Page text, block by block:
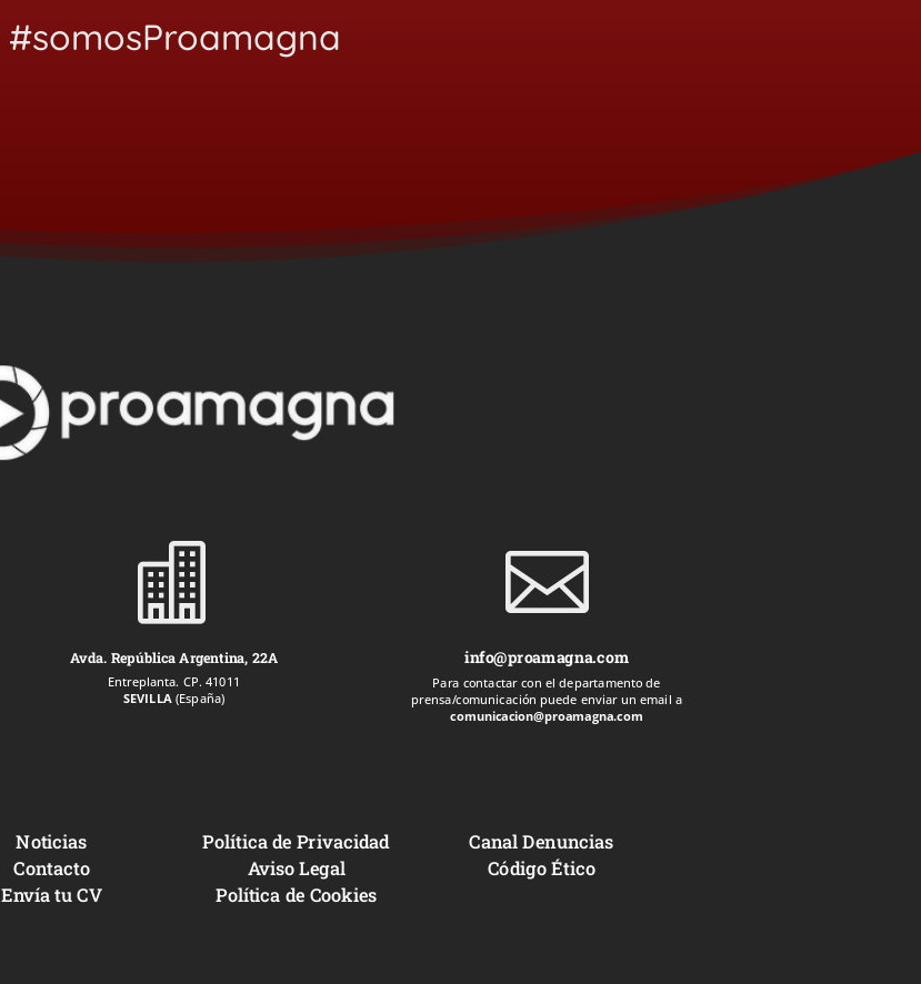
#somosProamagna

Avda. República Argentina, 22A
Entreplanta. CP. 41011
SEVILLA (España)

info@proamagna.com
Para contactar con el departamento de
prensa/comunicación puede enviar un email a
comunicacion@proamagna.com
Noticias
Contacto
Envía tu CV
Política de Privacidad
Aviso Legal
Política de Cookies
Canal Denuncias
Código Ético